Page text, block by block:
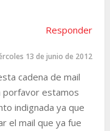
Responder
13 de junio de 2012
cadena de mail
porfavor estamos
indignada ya que
el mail que ya fue